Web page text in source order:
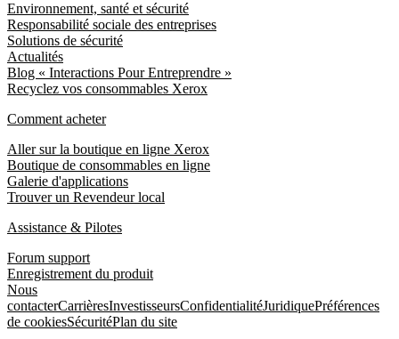
Environnement, santé et sécurité
Responsabilité sociale des entreprises
Solutions de sécurité
Actualités
Blog « Interactions Pour Entreprendre »
Recyclez vos consommables Xerox
Comment acheter
Aller sur la boutique en ligne Xerox
Boutique de consommables en ligne
Galerie d'applications
Trouver un Revendeur local
Assistance & Pilotes
Forum support
Enregistrement du produit
Nous
contacterCarrièresInvestisseursConfidentialitéJuridiquePréférences
de cookiesSécuritéPlan du site